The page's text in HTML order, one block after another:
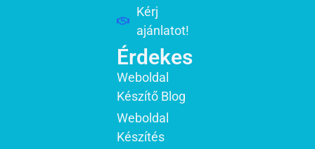
Kérj
ajánlatot!
Érdekes
Weboldal
Készítő Blog
Weboldal
Készítés